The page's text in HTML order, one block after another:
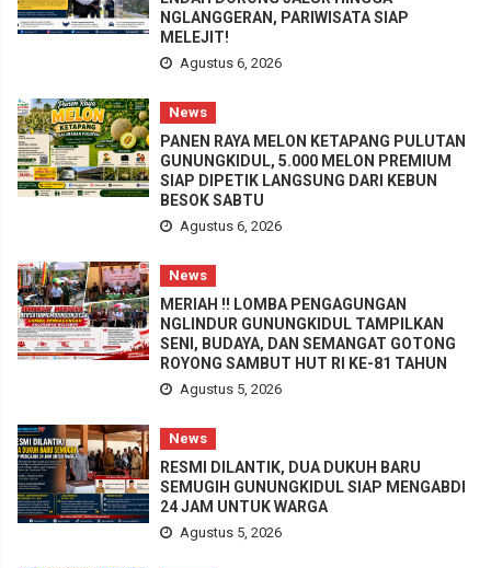
NGLANGGERAN, PARIWISATA SIAP
MELEJIT!
Agustus 6, 2026
News
PANEN RAYA MELON KETAPANG PULUTAN
GUNUNGKIDUL, 5.000 MELON PREMIUM
SIAP DIPETIK LANGSUNG DARI KEBUN
BESOK SABTU
Agustus 6, 2026
News
MERIAH !! LOMBA PENGAGUNGAN
NGLINDUR GUNUNGKIDUL TAMPILKAN
SENI, BUDAYA, DAN SEMANGAT GOTONG
ROYONG SAMBUT HUT RI KE-81 TAHUN
Agustus 5, 2026
News
RESMI DILANTIK, DUA DUKUH BARU
SEMUGIH GUNUNGKIDUL SIAP MENGABDI
24 JAM UNTUK WARGA
Agustus 5, 2026